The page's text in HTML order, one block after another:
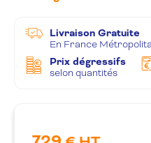
Livraison Gratuite
En France
Prix dégressifs
selon quantités